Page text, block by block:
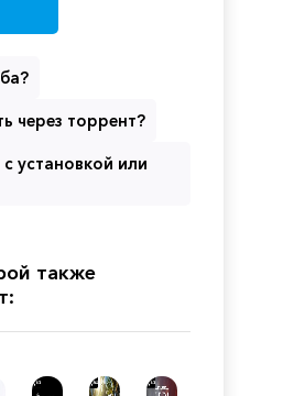
через торрент?
установкой или
также